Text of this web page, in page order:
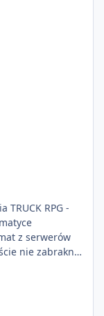
z serwerów
nie zabraknie
innego niż